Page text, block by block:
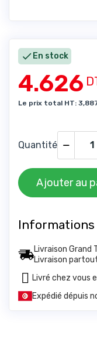
 En stock
4.626
Le prix total HT:
Quantité
Ajouter au
Livraison Grand
Livraison
Expédié dépuis
Livré chez vous